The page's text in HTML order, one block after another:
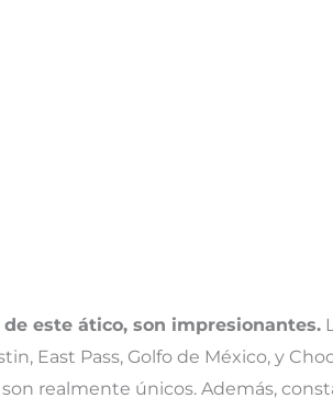
este ático, son impresionantes.
East Pass, Golfo de México, y
realmente únicos. Además,